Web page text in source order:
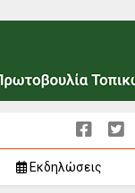
Εκδηλώσεις